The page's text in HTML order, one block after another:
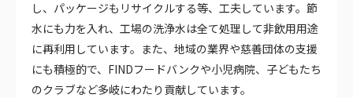
し、パッケージもリサイクルする等、工夫しています。節
水にも力を入れ、工場の洗浄水は全て処理して非飲用用途
に再利用しています。また、地域の業界や慈善団体の支援
にも積極的で、FINDフードバンクや小児病院、子どもたち
のクラブなど多岐にわたり貢献しています。